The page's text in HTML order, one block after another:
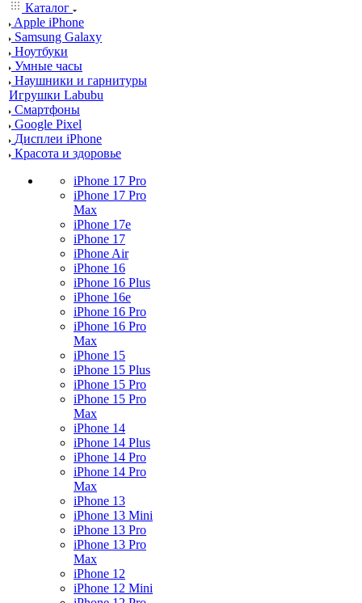
Каталог
Apple iPhone
Samsung Galaxy
Ноутбуки
Умные часы
Наушники и гарнитуры
Игрушки Labubu
Смартфоны
Google Pixel
Дисплеи iPhone
Красота и здоровье
iPhone 17 Pro
iPhone 17 Pro
Max
iPhone 17e
iPhone 17
iPhone Air
iPhone 16
iPhone 16 Plus
iPhone 16e
iPhone 16 Pro
iPhone 16 Pro
Max
iPhone 15
iPhone 15 Plus
iPhone 15 Pro
iPhone 15 Pro
Max
iPhone 14
iPhone 14 Plus
iPhone 14 Pro
iPhone 14 Pro
Max
iPhone 13
iPhone 13 Mini
iPhone 13 Pro
iPhone 13 Pro
Max
iPhone 12
iPhone 12 Mini